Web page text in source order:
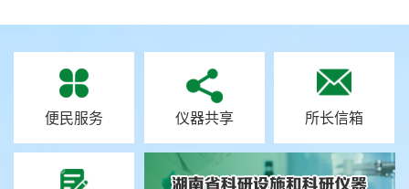
便民服务 仪器共享 所长信箱